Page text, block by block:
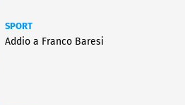
SPORT
Addio a Franco Baresi